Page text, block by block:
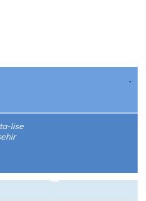
lise